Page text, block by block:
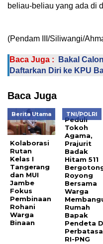
beliau-beliau yang ada di
(Pendam III/Siliwangi/
Baca Juga :
Bakal
Daftarkan Diri ke KPU
Baca Juga
Berita Utama
Kolaborasi
Rutan
Kelas I
Tangerang
dan MUI
Jambe
Fokus
Pembinaan
Rohani
Warga
Binaan
TNI/POLRI
Peduli
Tokoh
Agama,
Prajurit
Badak
Hitam 511
Royong
Bersama
Warga
Rumah
Bapak
Pendeta
RI-PNG